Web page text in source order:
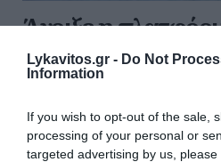
Lykavitos.gr - Do Not
Information
If you wish to opt-out of the sale,
processing of your personal or
targeted advertising by us,
Άνοιξε η
πρώτο κύκλο του
σχήματος
επιχειρήσεων της